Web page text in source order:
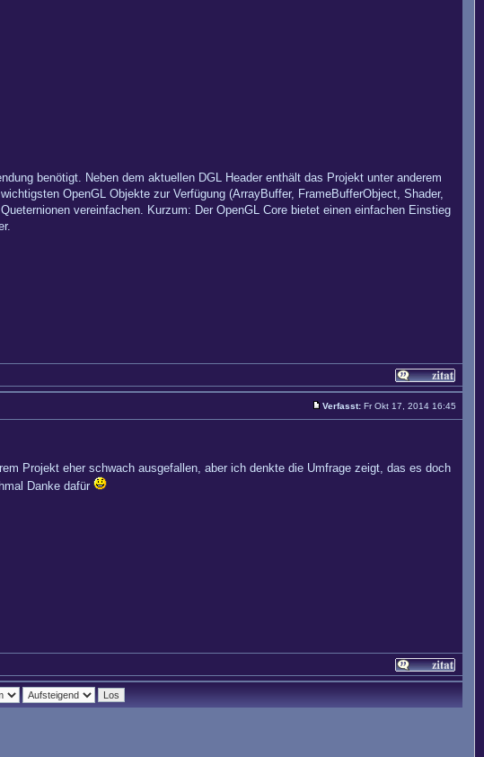
benötigt. Neben dem aktuellen DGL Header enthält das Projekt unter anderem
OpenGL Objekte zur Verfügung (ArrayBuffer, FrameBufferObject, Shader,
vereinfachen. Kurzum: Der OpenGL Core bietet einen einfachen Einstieg
Verfasst: Fr Okt 17, 2014 16:45
Projekt eher schwach ausgefallen, aber ich denkte die Umfrage zeigt, das es doch
Danke dafür